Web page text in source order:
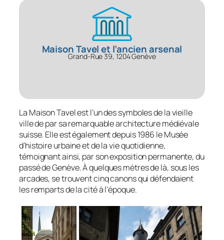
Maison Tavel et l’ancien arsenal
Grand-Rue 39, 1204 Genève
La Maison Tavel est l’un des symboles de la vieille
ville de par sa remarquable architecture médiévale
suisse. Elle est également depuis 1986 le Musée
d’histoire urbaine et de la vie quotidienne,
témoignant ainsi, par son exposition permanente, du
passé de Genève. À quelques mètres de là, sous les
arcades, se trouvent cinq canons qui défendaient
les remparts de la cité à l’époque.